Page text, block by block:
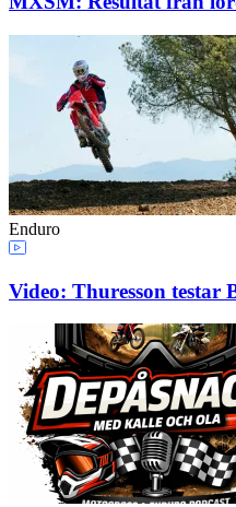
Enduro
Video: Thuresson testar